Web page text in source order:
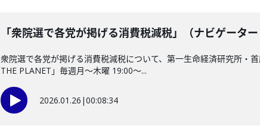
「衆院選で各党が掲げる消費税減税」（ナビゲータ
衆院選で各党が掲げる消費税減税について、第一生命経済研究所・
THE PLANET」毎週月～木曜 19:00～...
2026.01.26 |00:08:34